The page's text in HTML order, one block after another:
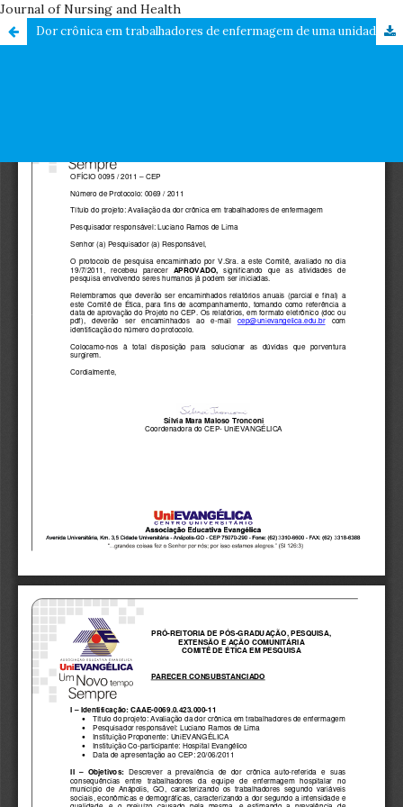
Journal of Nursing and Health
Dor crônica em trabalhadores de enfermagem de uma unidade de terapia intensiva